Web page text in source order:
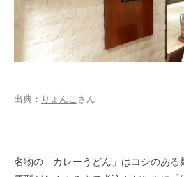
出典： りょんこ さん
名物の「カレーうどん」はコシのある